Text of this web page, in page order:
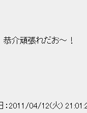
れだお～！
：2011/04/12(火)